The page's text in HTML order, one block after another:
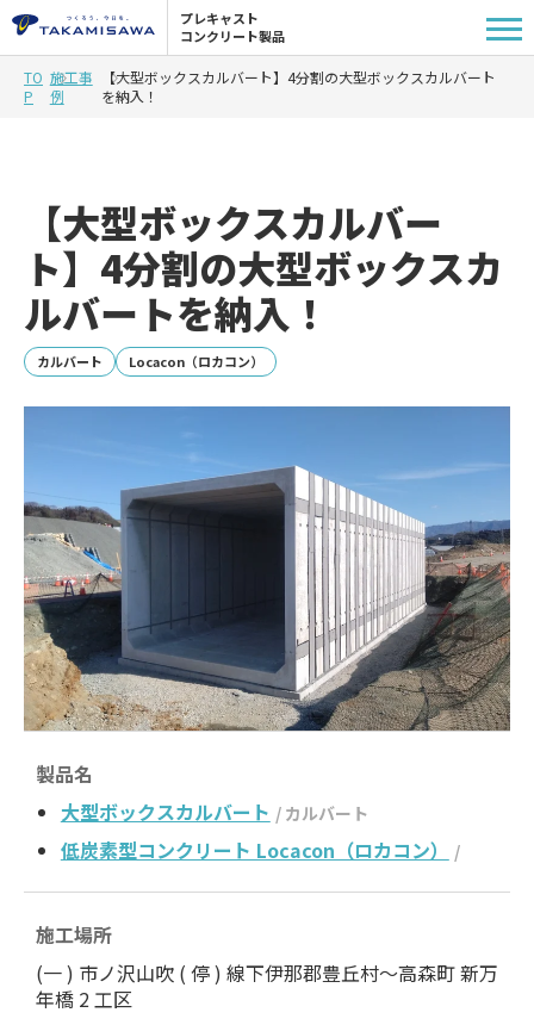
プレキャスト
コンクリート製品
TO
P
施工事
例
【大型ボックスカルバート】4分割の大型ボックスカルバート
を納入！
【大型ボックスカルバー
ト】4分割の大型ボックスカ
ルバートを納入！
カルバート Locacon（ロカコン）
製品名
大型ボックスカルバート / カルバート
低炭素型コンクリート Locacon（ロカコン） /
施工場所
(一 ) 市ノ沢山吹 ( 停 ) 線下伊那郡豊丘村～高森町 新万
年橋 2 工区